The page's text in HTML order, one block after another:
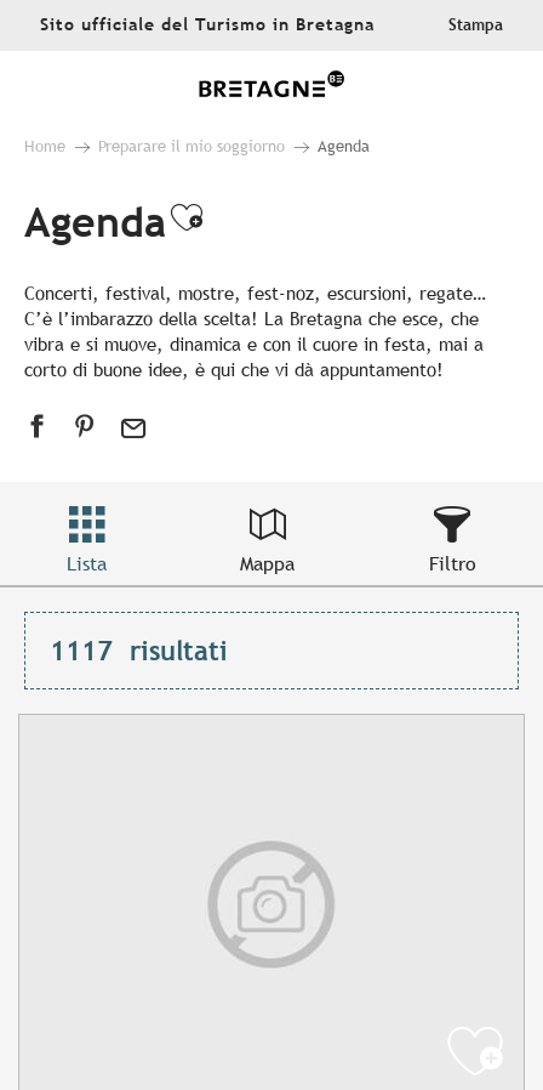
AllerSito ufficiale del Turismo in Bretagna Stampa
Home Preparare il mio soggiorno Agenda
AgendaAjouter aux favoris
Concerti, festival, mostre, fest-noz, escursioni, regate…
C’è l’imbarazzo della scelta! La Bretagna che esce, che
vibra e si muove, dinamica e con il cuore in festa, mai a
corto di buone idee, è qui che vi dà appuntamento!
Lista Mappa Filtro
1117 risultati